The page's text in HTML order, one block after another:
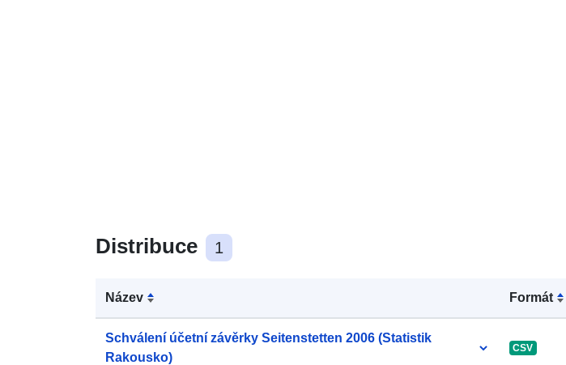
Distribuce 1
Název Formát
Schválení účetní závěrky Seitenstetten 2006 (Statistik
Rakousko)
CSV